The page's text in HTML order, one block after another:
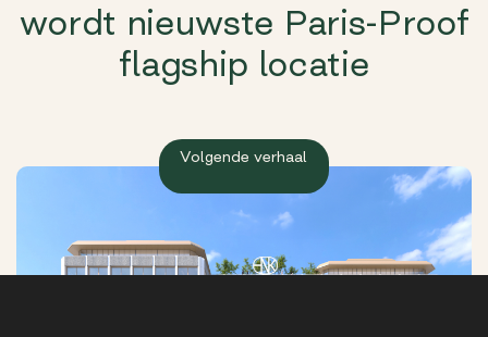
wordt nieuwste Paris-Proof
flagship locatie
Volgende verhaal